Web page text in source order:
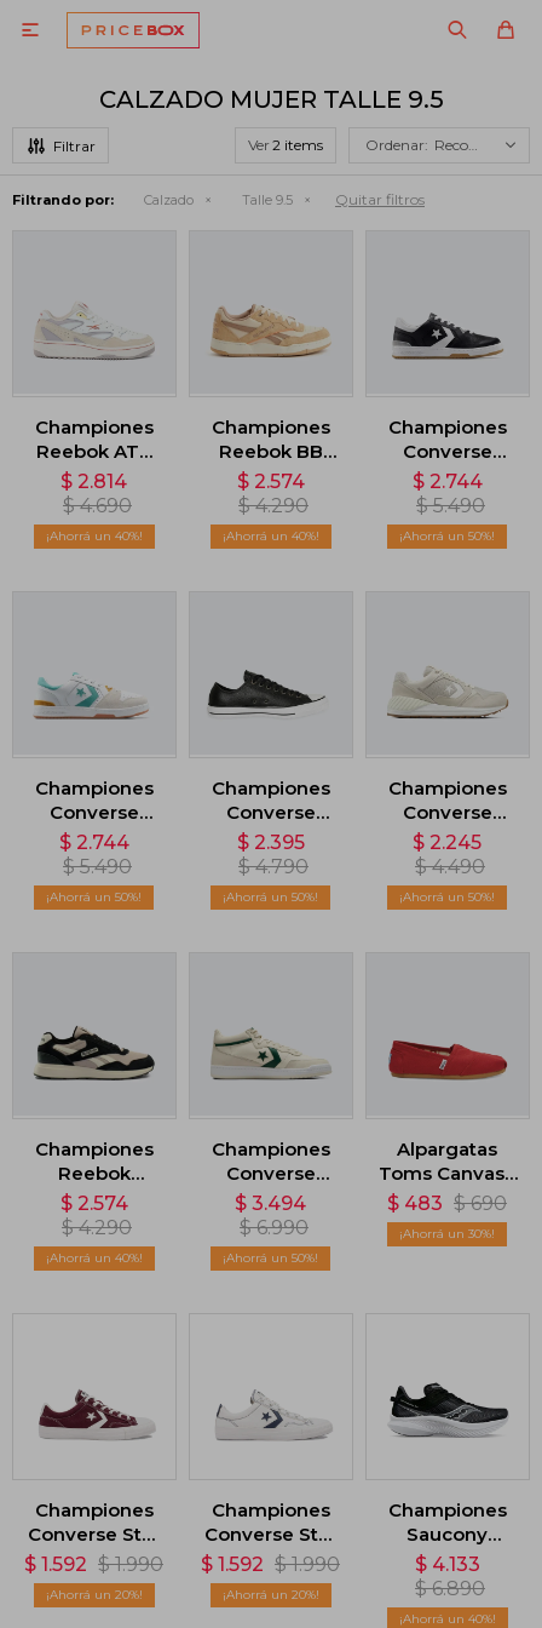

CALZADO MUJER TALLE 9.5
Ver Recomendados
Filtrando por: Calzado Talle 9.5 Quitar filtros
Championes
Reebok ATR
Chill 96 -
Beige
$ 2.814
$ 4.690
40
Championes
Reebok BB
4000 II -
Marrón
$ 2.574
$ 4.290
40
Championes
Converse
Lifestyle 1998 -
Negro
$ 2.744
$ 5.490
50
Championes
Converse
Lifestyle 1998 -
Blanco
$ 2.744
$ 5.490
50
Championes
Converse
Chuck Taylor
AS OX - Negro
$ 2.395
$ 4.790
50
Championes
Converse
Wave Trainer -
Beige
$ 2.245
$ 4.490
50
Championes
Reebok
GL1100 - Negro
$ 2.574
$ 4.290
40
Championes
Converse
Fastbreak Pro
1000 - Beige
$ 3.494
$ 6.990
50
Alpargatas
Toms Canvas -
Rojo
$ 483 $ 690
30
Championes
Converse Star
Player - Rojo
$ 1.592 $ 1.990
20
Championes
Converse Star
Player - Blanco
$ 1.592 $ 1.990
20
Championes
Saucony
Kinvara 14 -
Negro
$ 4.133
$ 6.890
40